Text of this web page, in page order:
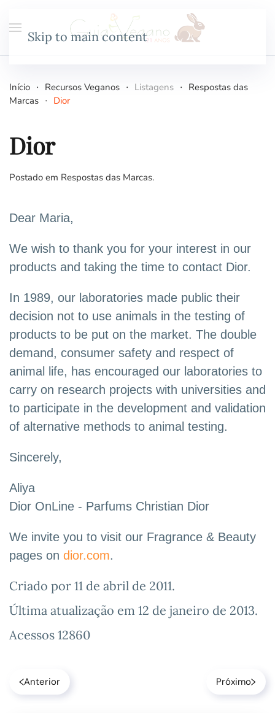
Skip to main content
Início Recursos Veganos Listagens
Respostas das
Marcas
Dior
Dior
Postado em Respostas das Marcas.
Dear Maria,
We wish to thank you for your interest in our
products and taking the time to contact Dior.
In 1989, our laboratories made public their
decision not to use animals in the testing of
products to be put on the market. The double
demand, consumer safety and respect of
animal life, has encouraged our laboratories to
carry on research projects with universities and
to participate in the development and validation
of alternative methods to animal testing.
Sincerely,
Aliya
Dior OnLine - Parfums Christian Dior
We invite you to visit our Fragrance & Beauty
pages on dior.com.
Criado por 11 de abril de 2011.
Última atualização em 12 de janeiro de 2013.
Acessos 12860
Anterior Próximo